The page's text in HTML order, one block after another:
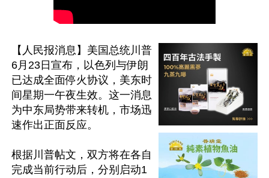
【人民报消息】美国总统川普
6月23日宣布，以色列与伊朗
已达成全面停火协议，美东时
间星期一午夜生效。这一消息
为中东局势带来转机，市场迅
速作出正面反应。
根据川普帖文，双方将在各自
完成当前行动后，分别启动1